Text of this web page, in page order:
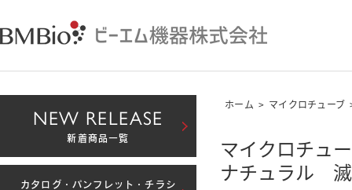
ホーム > マイクロチューブ
マイクロチ
ナチュラル
NEW RELEASE
新着商品一覧
カタログ・パンフレット・チラシ